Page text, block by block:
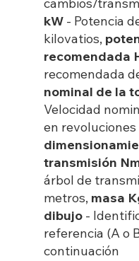
cambios/
kW- Potencia
kilovatios,
recomendada
recomendada
nominal de la
Velocidad
en
transmisión
árbol de
metros, masa
dibujo-
referencia (A o
continuación